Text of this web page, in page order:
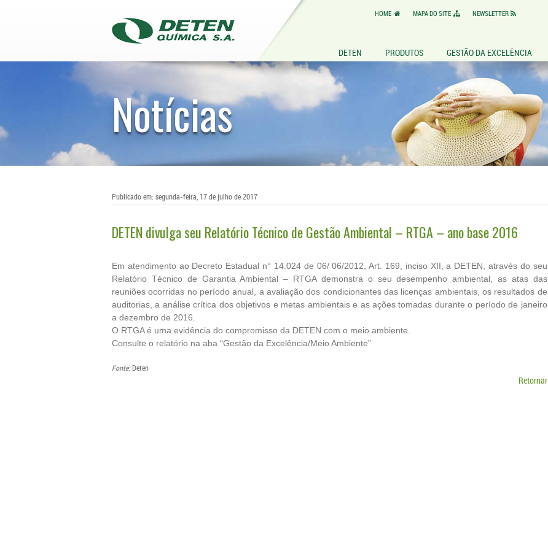
HOME MAPA DO SITE NEWSLETTER
DETEN PRODUTOS GESTÃO DA EXCELÊNCIA
Notícias
Publicado em: segunda-feira, 17 de julho de 2017
DETEN divulga seu Relatório Técnico de Gestão Ambiental – RTGA – ano base 2016
Em atendimento ao Decreto Estadual n° 14.024 de 06/ 06/2012, Art. 169, inciso XII, a DETEN, através do seu
Relatório Técnico de Garantia Ambiental – RTGA demonstra o seu desempenho ambiental, as atas das
reuniões ocorridas no período anual, a avaliação dos condicionantes das licenças ambientais, os resultados de
auditorias, a análise crítica dos objetivos e metas ambientais e as ações tomadas durante o período de janeiro
a dezembro de 2016.
O RTGA é uma evidência do compromisso da DETEN com o meio ambiente.
Consulte o relatório na aba “Gestão da Excelência/Meio Ambiente”
Fonte:Deten
Retornar